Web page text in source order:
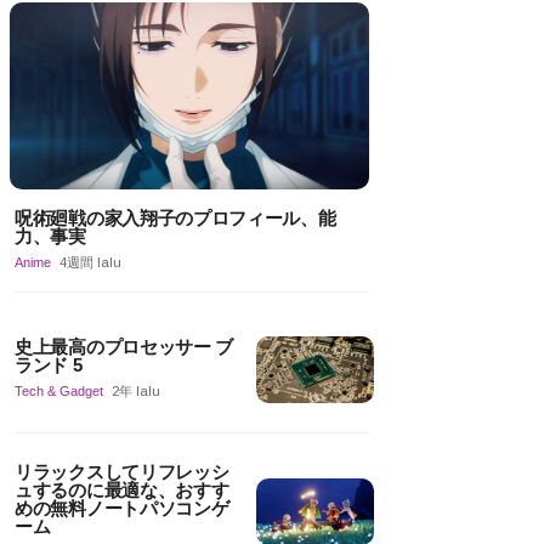
呪術廻戦の家入翔子のプロフィール、能
力、事実
Anime 4週間 lalu
史上最高のプロセッサー ブ
ランド 5
Tech & Gadget 2年 lalu
リラックスしてリフレッシ
ュするのに最適な、おすす
めの無料ノートパソコンゲ
ーム